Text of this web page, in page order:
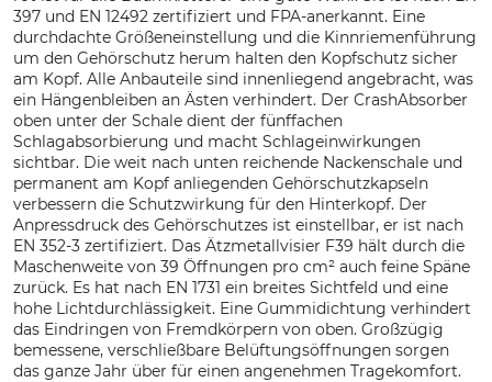
397 und EN 12492 zertifiziert und FPA-anerkannt. Eine
durchdachte Größeneinstellung und die Kinnriemenführung
um den Gehörschutz herum halten den Kopfschutz sicher
am Kopf. Alle Anbauteile sind innenliegend angebracht, was
ein Hängenbleiben an Ästen verhindert. Der CrashAbsorber
oben unter der Schale dient der fünffachen
Schlagabsorbierung und macht Schlageinwirkungen
sichtbar. Die weit nach unten reichende Nackenschale und
permanent am Kopf anliegenden Gehörschutzkapseln
verbessern die Schutzwirkung für den Hinterkopf. Der
Anpressdruck des Gehörschutzes ist einstellbar, er ist nach
EN 352-3 zertifiziert. Das Ätzmetallvisier F39 hält durch die
Maschenweite von 39 Öffnungen pro cm² auch feine Späne
zurück. Es hat nach EN 1731 ein breites Sichtfeld und eine
hohe Lichtdurchlässigkeit. Eine Gummidichtung verhindert
das Eindringen von Fremdkörpern von oben. Großzügig
bemessene, verschließbare Belüftungsöffnungen sorgen
das ganze Jahr über für einen angenehmen Tragekomfort.